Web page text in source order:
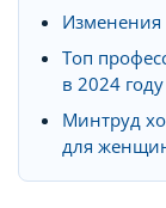
Изменения
Топ
в 2024 году
Минтруд
для